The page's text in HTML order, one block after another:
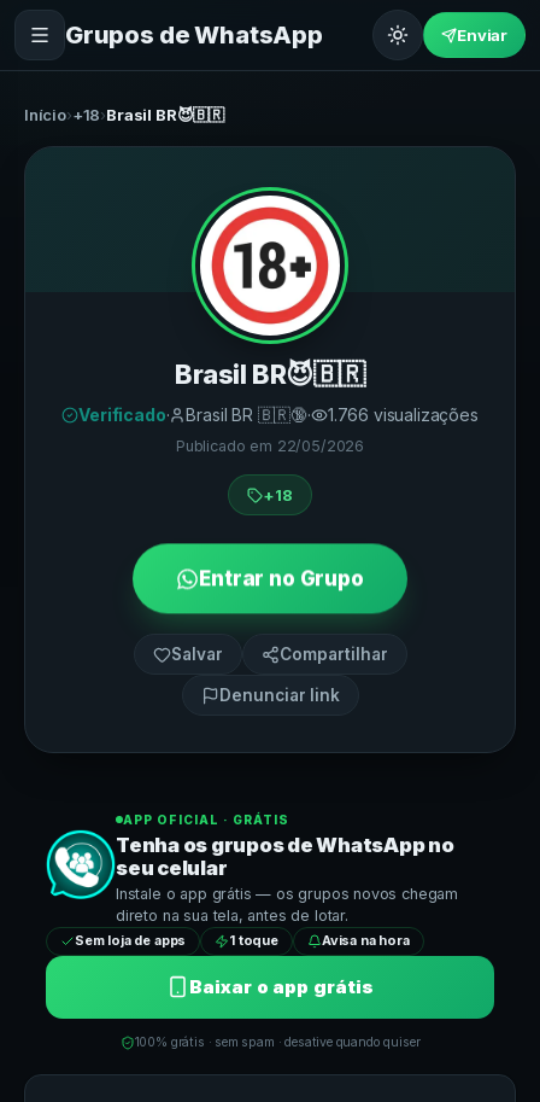
Grupos de WhatsApp Enviar
Início›+18›Brasil BR😈🇧🇷
Brasil BR😈🇧🇷
Verificado· Brasil BR 🇧🇷🔞· 1.766 visualizações
Publicado em 22/05/2026
+18
Entrar no Grupo
Salvar Compartilhar
Denunciar link
APP OFICIAL · GRÁTIS
Tenha os grupos deWhatsAppno
seu celular
Instale o app grátis — os grupos novos chegam
direto na sua tela, antes de lotar.
Sem loja de apps 1 toque Avisa na hora
Baixar o app grátis
100% grátis · sem spam · desative quando quiser